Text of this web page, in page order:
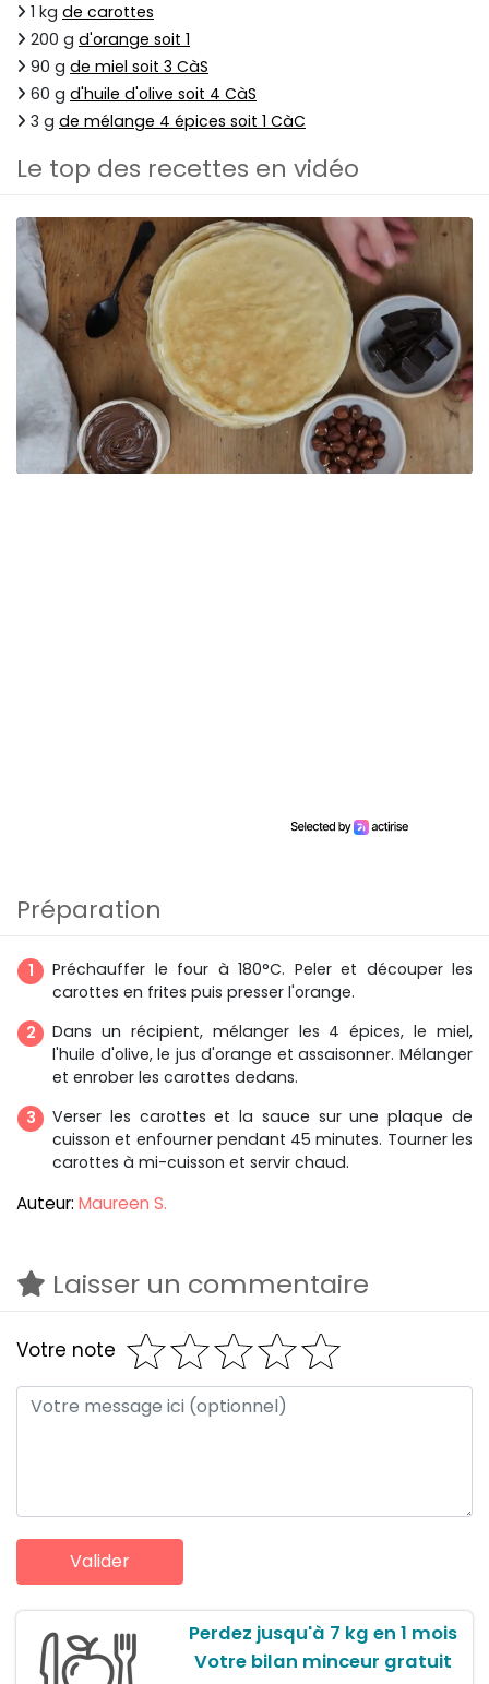
1 kg de carottes
200 g d'orange soit 1
90 g de miel soit 3 CàS
60 g d'huile d'olive soit 4 CàS
3 g de mélange 4 épices soit 1 CàC
Le top des recettes en vidéo
Préparation
Préchauffer le four à 180°C. Peler et découper les
carottes en frites puis presser l'orange.
Dans un récipient, mélanger les 4 épices, le miel,
l'huile d'olive, le jus d'orange et assaisonner. Mélanger
et enrober les carottes dedans.
Verser les carottes et la sauce sur une plaque de
cuisson et enfourner pendant 45 minutes. Tourner les
carottes à mi-cuisson et servir chaud.
Auteur: Maureen S.
Laisser un commentaire
Votre note
Perdez jusqu'à 7 kg en 1 mois
Votre bilan minceur gratuit